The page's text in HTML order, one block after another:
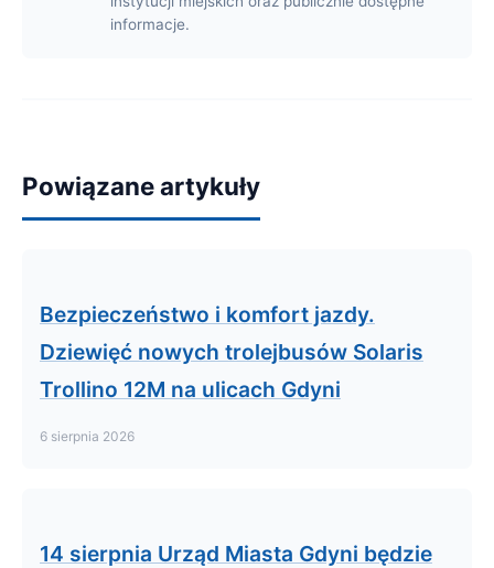
informacje.
Powiązane artykuły
Bezpieczeństwo i komfort jazdy.
Dziewięć nowych trolejbusów Solaris
Trollino 12M na ulicach Gdyni
6 sierpnia 2026
14 sierpnia Urząd Miasta Gdyni będzie